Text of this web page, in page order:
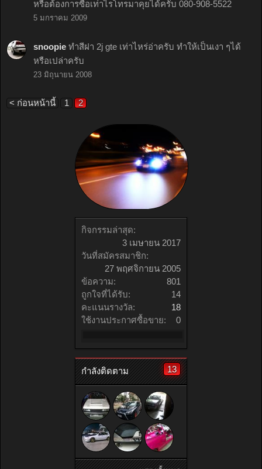
กิจกรรมล่าสุด:
3 เมษายน 2017
วันที่สมัครสมาชิก:
27 พฤศจิกายน 2005
ข้อความ:
801
ถูกใจที่ได้รับ:
14
คะแนนรางวัล:
18
ใช้งานประกาศซื้อขาย:
0
กำลังติดตาม 13
หรือต้องการซื้อเท่าไรโทรมาคุยได้ครับ 080-908-5522
5 มกราคม 2009
snoopie ทำสีฝา 2j gte เท่าไหร่อ่าครับ ทำให้เป็นเงา ๆได้
หรือเปล่าครับ
23 มิถุนายน 2008
< ก่อนหน้านี้ 1 2